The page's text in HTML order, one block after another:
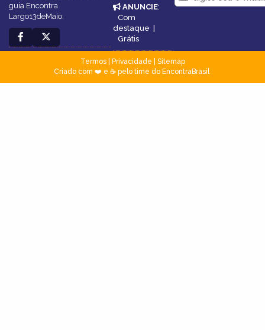
guia Encontra
Largo13deMaio.
ANUNCIE:
Com
destaque |
Grátis
Termos| Privacidade
Sitemap
Criado com ❤️ e ☕ pelo time do EncontraBrasil